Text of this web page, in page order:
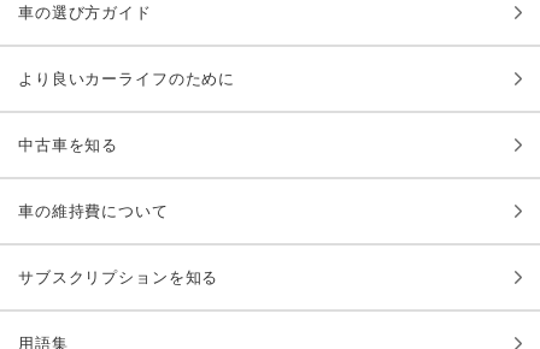
車の選び方ガイド
より良いカーライフのために
中古車を知る
車の維持費について
サブスクリプションを知る
用語集